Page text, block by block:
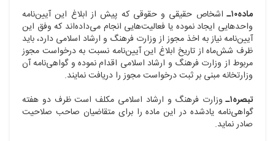
ماده۱۰ـ
اشخاص حقیقی و حقوقی که پیش از ابلاغ این آیین‌نامه
واحدهایی ایجاد نموده یا فعالیت‌هایی انجام می‌داده‌اند که وفق این
آیین‌نامه نیاز به اخذ مجوز از وزارت فرهنگ و ارشاد اسلامی دارد، باید
ظرف شش‌ماه از تاریخ ابلاغ این آیین‌نامه نسبت به درخواست مجوز
مربوط از وزارت فرهنگ و ارشاد اسلامی اقدام نموده و گواهی‌نامه آن
وزارتخانه مبنی بر ثبت درخواست مجوز را دریافت نمایند.
تبصره۱ـ
وزارت فرهنگ و ارشاد اسلامی مکلف است ظرف دو هفته
گواهی‌نامه یادشده در این ماده را برای متقاضیان صاحب صلاحیت
صادر نماید.